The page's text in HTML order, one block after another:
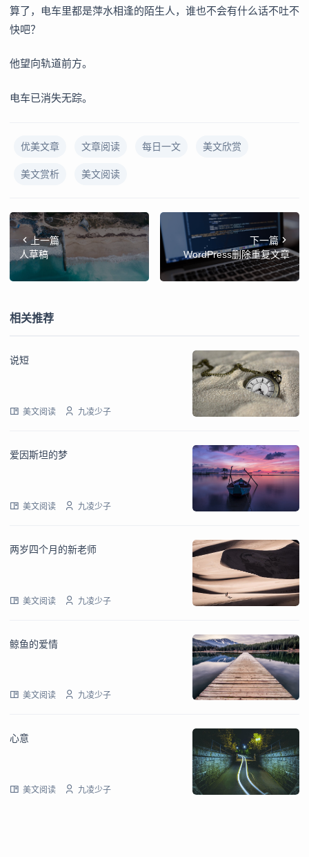
算了，电车里都是萍水相逢的陌生人，谁也不会有什么话不吐不
快吧？
他望向轨道前方。
电车已消失无踪。
优美文章 文章阅读 每日一文 美文欣赏
美文赏析 美文阅读
上一篇
人草稿
下一篇
WordPress删除重复文章
相关推荐
说短
美文阅读 九凌少子
爱因斯坦的梦
美文阅读 九凌少子
两岁四个月的新老师
美文阅读 九凌少子
鲸鱼的爱情
美文阅读 九凌少子
心意
美文阅读 九凌少子